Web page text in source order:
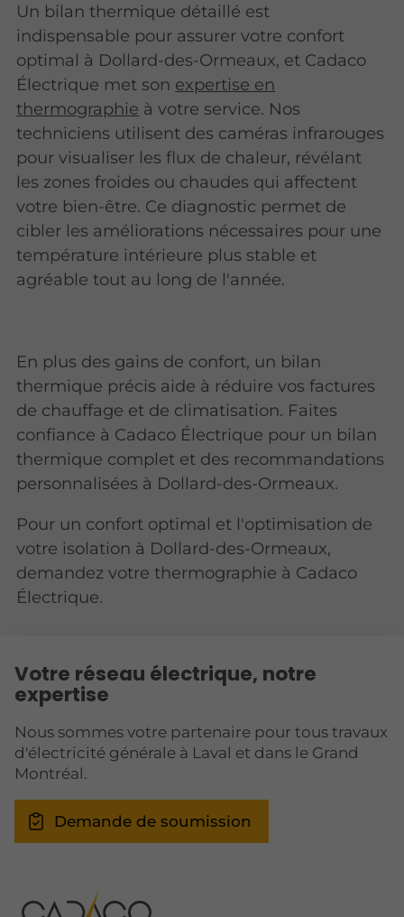
Un bilan thermique détaillé est
indispensable pour assurer votre confort
optimal à Dollard-des-Ormeaux, et Cadaco
Électrique met son expertise en
thermographie à votre service. Nos
techniciens utilisent des caméras infrarouges
pour visualiser les flux de chaleur, révélant
les zones froides ou chaudes qui affectent
votre bien-être. Ce diagnostic permet de
cibler les améliorations nécessaires pour une
température intérieure plus stable et
agréable tout au long de l'année.
En plus des gains de confort, un bilan
thermique précis aide à réduire vos factures
de chauffage et de climatisation. Faites
confiance à Cadaco Électrique pour un bilan
thermique complet et des recommandations
personnalisées à Dollard-des-Ormeaux.
Pour un confort optimal et l'optimisation de
votre isolation à Dollard-des-Ormeaux,
demandez votre thermographie à Cadaco
Électrique.
Votre réseau électrique, notre
expertise
Nous sommes votre partenaire pour tous travaux
d'électricité générale à Laval et dans le Grand
Montréal.
Demande de soumission